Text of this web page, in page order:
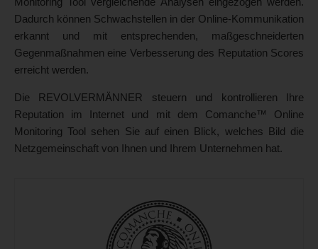
Dadurch können Schwachstellen in der Online-Kommunikation
erkannt und mit entsprechenden, maßgeschneiderten
Gegenmaßnahmen eine Verbesserung des Reputation Scores
erreicht werden.
Die REVOLVERMÄNNER steuern und kontrollieren Ihre
Reputation im Internet und mit dem Comanche™ Online
Monitoring Tool sehen Sie auf einen Blick, welches Bild die
Netzgemeinschaft von Ihnen und Ihrem Unternehmen hat.